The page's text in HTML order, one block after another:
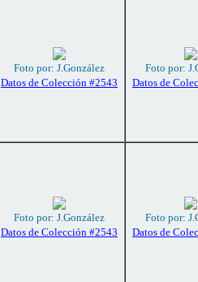
Foto por: J.González
Datos de Colección #2543
Foto por:
Datos de
Foto por: J.González
Datos de Colección #2543
Foto por:
Datos de